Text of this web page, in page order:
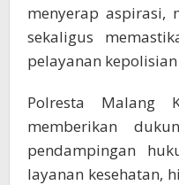
menyerap aspirasi,
sekaligus
pelayanan
Polresta Malang
memberikan
pendampingan
layanan kesehatan,